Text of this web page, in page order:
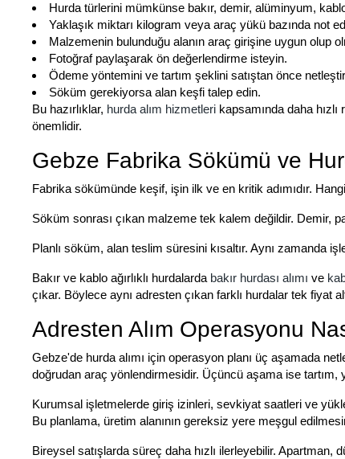
Hurda türlerini mümkünse bakır, demir, alüminyum,
Yaklaşık miktarı kilogram veya araç yükü bazında not
Malzemenin bulunduğu alanın araç girişine uygun olup
Fotoğraf paylaşarak ön değerlendirme isteyin.
Ödeme yöntemini ve tartım şeklini satıştan önce
Söküm gerekiyorsa alan keşfi talep edin.
Bu hazırlıklar, hurda alım hizmetleri kapsamında daha
önemlidir.
Gebze Fabrika Sökümü ve
Fabrika sökümünde keşif, işin ilk ve en kritik adımıdır.
Söküm sonrası çıkan malzeme tek kalem değildir. Demir,
Planlı söküm, alan teslim süresini kısaltır. Aynı zamanda
Bakır ve kablo ağırlıklı hurdalarda bakır hurdası alımı ve
çıkar. Böylece aynı adresten çıkan farklı hurdalar tek fiyat
Adresten Alım Operasyonu
Gebze'de hurda alımı için operasyon planı üç aşamada
doğrudan araç yönlendirmesidir. Üçüncü aşama ise tartım,
Kurumsal işletmelerde giriş izinleri, sevkiyat saatleri ve
Bu planlama, üretim alanının gereksiz yere meşgul
Bireysel satışlarda süreç daha hızlı ilerleyebilir. Apartman,